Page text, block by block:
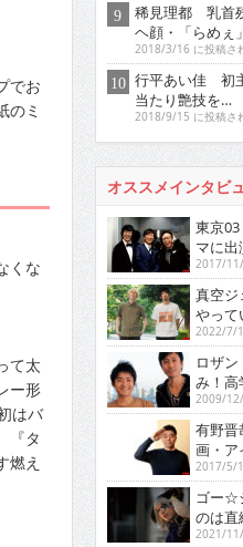
でお
のミ
くな
て太
ー形
はバ
『タ
燃え
稀見理都 乳首
ヘ顔・「らめぇ
2018/3/16 に投稿さ
行平あい佳 初
当たり艶技を…
2018/9/15 に投稿さ
オススメインタビ
東京
マに出
2017/
真空ジ
やって
2022/7/
ロザ
み！高
2009/
有野
画・ア
2017/5/
ゴー☆
のは直
2021/